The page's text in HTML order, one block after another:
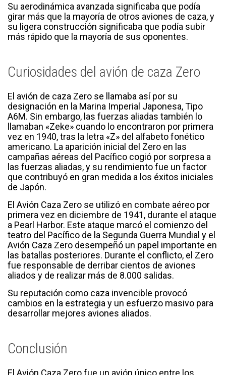
Su aerodinámica avanzada significaba que podía
girar más que la mayoría de otros aviones de caza, y
su ligera construcción significaba que podía subir
más rápido que la mayoría de sus oponentes.
Curiosidades del avión de caza Zero
El avión de caza Zero se llamaba así por su
designación en la Marina Imperial Japonesa, Tipo
A6M. Sin embargo, las fuerzas aliadas también lo
llamaban «Zeke» cuando lo encontraron por primera
vez en 1940, tras la letra «Z» del alfabeto fonético
americano. La aparición inicial del Zero en las
campañas aéreas del Pacífico cogió por sorpresa a
las fuerzas aliadas, y su rendimiento fue un factor
que contribuyó en gran medida a los éxitos iniciales
de Japón.
El Avión Caza Zero se utilizó en combate aéreo por
primera vez en diciembre de 1941, durante el ataque
a Pearl Harbor. Este ataque marcó el comienzo del
teatro del Pacífico de la Segunda Guerra Mundial y el
Avión Caza Zero desempeñó un papel importante en
las batallas posteriores. Durante el conflicto, el Zero
fue responsable de derribar cientos de aviones
aliados y de realizar más de 8.000 salidas.
Su reputación como caza invencible provocó
cambios en la estrategia y un esfuerzo masivo para
desarrollar mejores aviones aliados.
Conclusión